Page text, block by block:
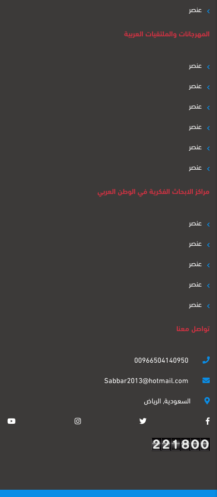
عنصر
المهرجانات والملتقيات العربية
عنصر
عنصر
عنصر
عنصر
عنصر
عنصر
مراكز الابحاث الفكرية في الوطن العربي
عنصر
عنصر
عنصر
عنصر
عنصر
تواصل معنا
السعودية, الرياض